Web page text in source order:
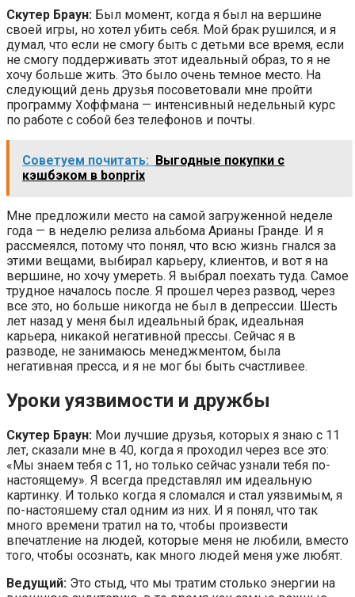
Скутер Браун: Был момент, когда я был на вершине
своей игры, но хотел убить себя. Мой брак рушился, и я
думал, что если не смогу быть с детьми все время, если
не смогу поддерживать этот идеальный образ, то я не
хочу больше жить. Это было очень темное место. На
следующий день друзья посоветовали мне пройти
программу Хоффмана — интенсивный недельный курс
по работе с собой без телефонов и почты.
Советуем почитать:
Выгодные покупки с
кэшбэком в bonprix
Мне предложили место на самой загруженной неделе
года — в неделю релиза альбома Арианы Гранде. И я
рассмеялся, потому что понял, что всю жизнь гнался за
этими вещами, выбирал карьеру, клиентов, и вот я на
вершине, но хочу умереть. Я выбрал поехать туда. Самое
трудное началось после. Я прошел через развод, через
все это, но больше никогда не был в депрессии. Шесть
лет назад у меня был идеальный брак, идеальная
карьера, никакой негативной прессы. Сейчас я в
разводе, не занимаюсь менеджментом, была
негативная пресса, и я не мог бы быть счастливее.
Уроки уязвимости и дружбы
Скутер Браун: Мои лучшие друзья, которых я знаю с 11
лет, сказали мне в 40, когда я проходил через все это:
«Мы знаем тебя с 11, но только сейчас узнали тебя по-
настоящему». Я всегда представлял им идеальную
картинку. И только когда я сломался и стал уязвимым, я
по-настояшему стал одним из них. И я понял, что так
много времени тратил на то, чтобы произвести
впечатление на людей, которые меня не любили, вместо
того, чтобы осознать, как много людей меня уже любят.
Ведущий: Это стыд, что мы тратим столько энергии на